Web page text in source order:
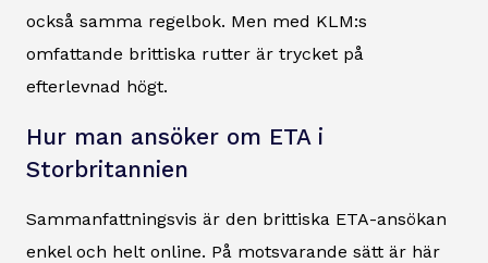
också samma regelbok. Men med KLM:s
omfattande brittiska rutter är trycket på
efterlevnad högt.
Hur man ansöker om ETA i
Storbritannien
Sammanfattningsvis är den brittiska ETA-ansökan
enkel och helt online. På motsvarande sätt är här